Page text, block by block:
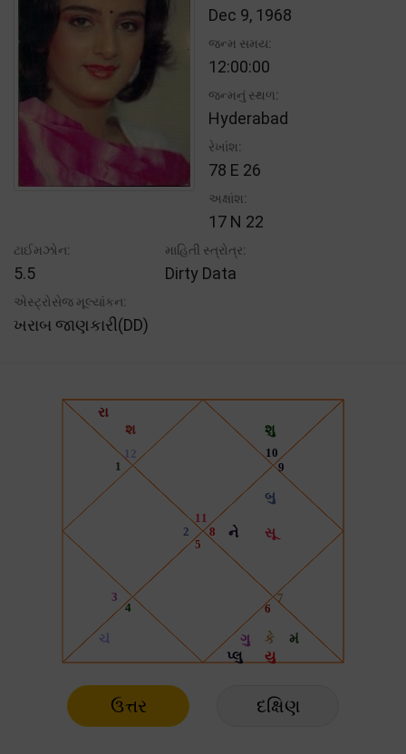
Dec 9, 1968
જન્મ સમય:
12:00:00
જન્મનું સ્થળ:
Hyderabad
રેખાંશ:
78 E 26
અક્ષાંશ:
17 N 22
ટાઈમઝોન:
5.5
માહિતી સ્ત્રોત્ર:
Dirty Data
એસ્ટ્રોસેજ મૂલ્યાંકન:
ખરાબ જાણકારી(DD)
ઉત્તર દક્ષિણ